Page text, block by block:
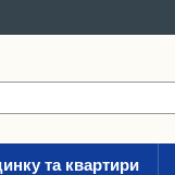
та квартири